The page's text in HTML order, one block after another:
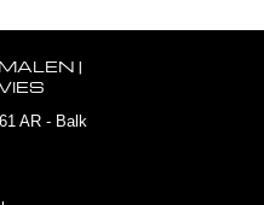
|
AR - Balk